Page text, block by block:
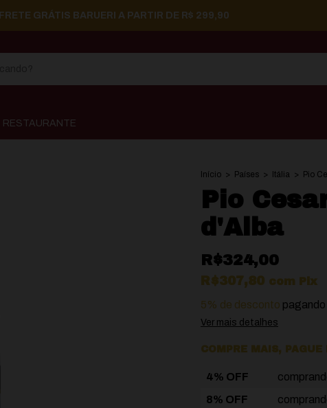
FRETE GRÁTIS BARUERI A PARTIR DE R$ 299,90
RESTAURANTE
Início > Países > Itália > Pio
Pio
d'Alba
R$324,00
R$307,80 com
Pix
5% de desconto
Ver mais detalhes
COMPRE MAIS, PAGUE
4% OFF
8% OFF